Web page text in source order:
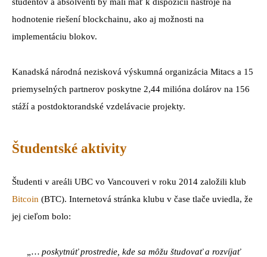
hodnotenie riešení blockchainu, ako aj možnosti na
implementáciu blokov.
Kanadská národná nezisková výskumná organizácia Mitacs a 15
priemyselných partnerov poskytne 2,44 milióna dolárov na 156
stáží a postdoktorandské vzdelávacie projekty.
Študentské aktivity
Študenti v areáli UBC vo Vancouveri v roku 2014 založili klub
Bitcoin (BTC). Internetová stránka klubu v čase tlače uviedla, že
jej cieľom bolo:
„… poskytnúť prostredie, kde sa môžu študovať a rozvíjať